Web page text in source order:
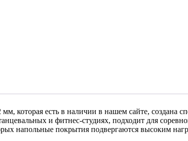
которая есть в наличии в нашем сайте, создана
и фитнес-студиях, подходит для
напольные покрытия подвергаются высоким